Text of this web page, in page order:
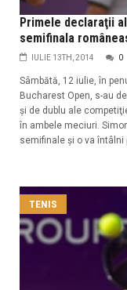
Primele declaraţii
semifinala
IULIE 13TH, 2014 0
Sâmbătă, 12 iulie, în
Bucharest Open, s-au
şi de dublu ale
în ambele meciuri.
semifinale şi o va întâlni
TENIS